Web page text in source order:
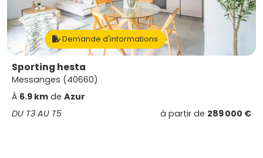
Demande d'informations
Sporting hesta
Messanges (40660)
À 6.9 km de Azur
DU T3 AU T5
à partir de 289 000 €